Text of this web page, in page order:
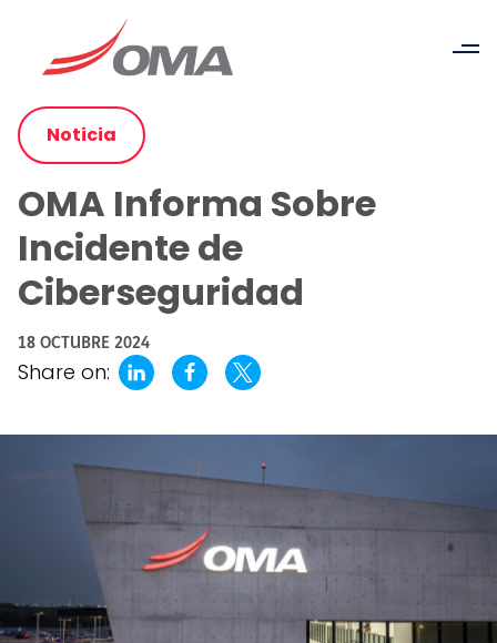
Noticia
OMA Informa Sobre
Incidente de
Ciberseguridad
18 OCTUBRE 2024
Share on: